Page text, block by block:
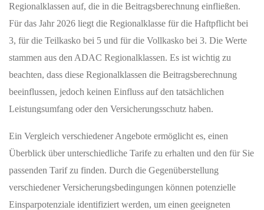
Regionalklassen auf, die in die Beitragsberechnung einfließen.
Für das Jahr 2026 liegt die Regionalklasse für die Haftpflicht bei
3, für die Teilkasko bei 5 und für die Vollkasko bei 3. Die Werte
stammen aus den ADAC Regionalklassen. Es ist wichtig zu
beachten, dass diese Regionalklassen die Beitragsberechnung
beeinflussen, jedoch keinen Einfluss auf den tatsächlichen
Leistungsumfang oder den Versicherungsschutz haben.
Ein Vergleich verschiedener Angebote ermöglicht es, einen
Überblick über unterschiedliche Tarife zu erhalten und den für Sie
passenden Tarif zu finden. Durch die Gegenüberstellung
verschiedener Versicherungsbedingungen können potenzielle
Einsparpotenziale identifiziert werden, um einen geeigneten